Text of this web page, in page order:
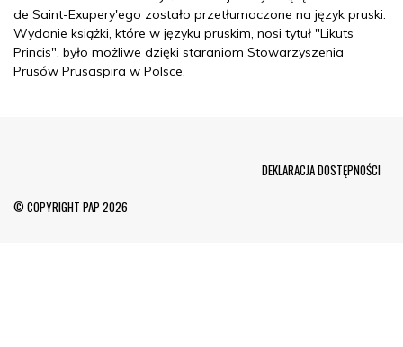
de Saint-Exupery'ego zostało przetłumaczone na język pruski.
Wydanie książki, które w języku pruskim, nosi tytuł "Likuts
Princis", było możliwe dzięki staraniom Stowarzyszenia
Prusów Prusaspira w Polsce.
© COPYRIGHT PAP 2026
DEKLARACJA DOSTĘPNOŚCI